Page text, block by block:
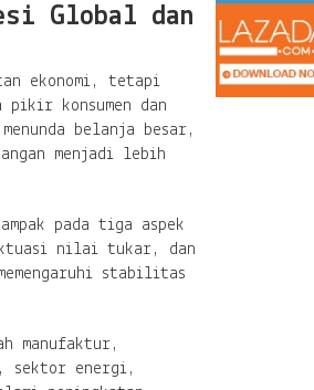
Global dan
ekonomi, tetapi
pikir konsumen dan
belanja besar,
menjadi lebih
pada tiga aspek
nilai tukar, dan
stabilitas
manufaktur,
sektor energi,